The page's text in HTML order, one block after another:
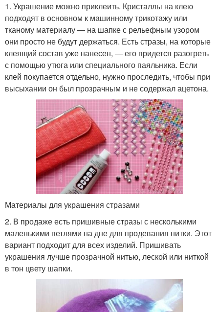
1. Украшение можно приклеить. Кристаллы на клею
подходят в основном к машинному трикотажу или
тканому материалу — на шапке с рельефным узором
они просто не будут держаться. Есть стразы, на которые
клеящий состав уже нанесен, — его придется разогреть
с помощью утюга или специального паяльника. Если
клей покупается отдельно, нужно проследить, чтобы при
высыхании он был прозрачным и не содержал ацетона.
Материалы для украшения стразами
2. В продаже есть пришивные стразы с несколькими
маленькими петлями на дне для продевания нитки. Этот
вариант подходит для всех изделий. Пришивать
украшения лучше прозрачной нитью, леской или ниткой
в тон цвету шапки.